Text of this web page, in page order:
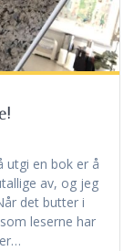
utgi en bok er å
av, og jeg
det butter i
leserne har